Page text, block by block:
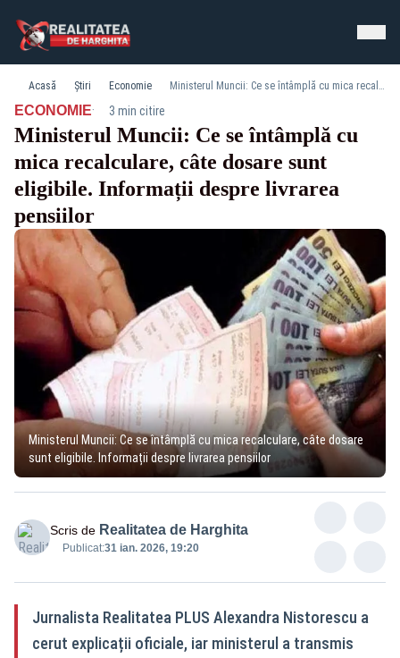
Acasă Știri Economie Ministerul Muncii: Ce se întâmplă cu mica recalculare, câte dosare sunt eligibile. Informații despre livrarea pensiilor
ECONOMIE· 3 min citire
Ministerul Muncii: Ce se întâmplă cu
mica recalculare, câte dosare sunt
eligibile. Informații despre livrarea
pensiilor
Ministerul Muncii: Ce se întâmplă cu mica recalculare, câte dosare
sunt eligibile. Informații despre livrarea pensiilor
Scris de Realitatea de Harghita
Publicat:31 ian. 2026, 19:20
Jurnalista Realitatea PLUS Alexandra Nistorescu a
cerut explicații oficiale, iar ministerul a transmis